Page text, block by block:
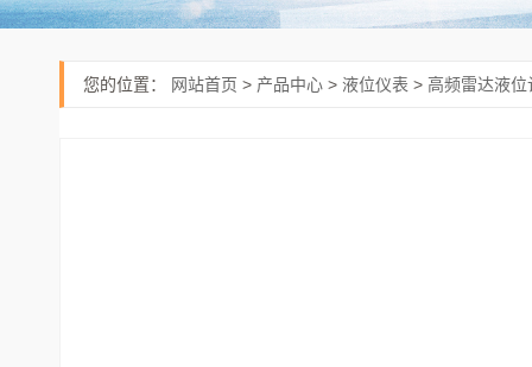
您的位置： 网站首页 > 产品中心 > 液位仪表 > 高频雷达液位